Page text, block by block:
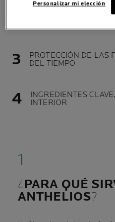
PROTECCIÓN DE LAS
DEL TIEMPO
INGREDIENTES
INTERIOR
¿PARA QUÉ
ANTHELIOS?
Personalizar mi elección